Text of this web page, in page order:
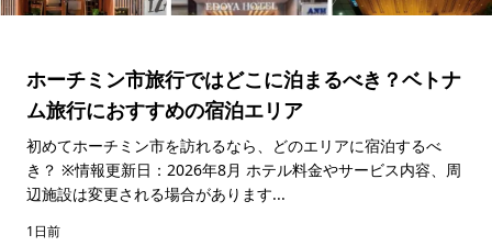
ホーチミン市旅行ではどこに泊まるべき？ベトナ
ム旅行におすすめの宿泊エリア
初めてホーチミン市を訪れるなら、どのエリアに宿泊するべ
き？ ※情報更新日：2026年8月 ホテル料金やサービス内容、周
辺施設は変更される場合があります...
1日前